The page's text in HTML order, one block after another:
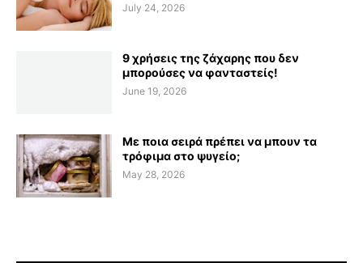
July 24, 2026
9 χρήσεις της ζάχαρης που δεν
μπορούσες να φανταστείς!
June 19, 2026
Με ποια σειρά πρέπει να μπουν τα
τρόφιμα στο ψυγείο;
May 28, 2026